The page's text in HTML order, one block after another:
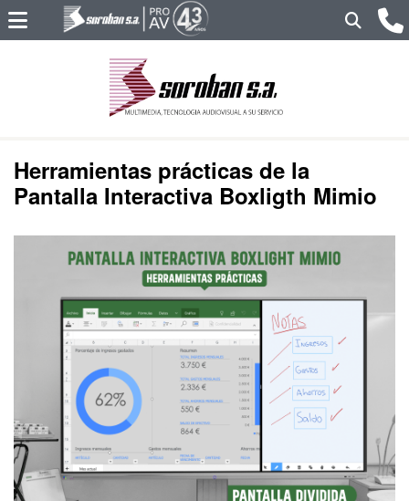
Herramientas prácticas de la
Pantalla Interactiva Boxligth Mimio